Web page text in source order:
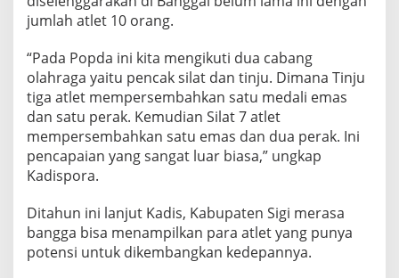
g
n
a
r
i
P
e
m
jumlah atlet 10 orang.
“Pada Popda ini kita mengikuti dua cabang
olahraga yaitu pencak silat dan tinju. Dimana Tinju
tiga atlet mempersembahkan satu medali emas
dan satu perak. Kemudian Silat 7 atlet
mempersembahkan satu emas dan dua perak. Ini
pencapaian yang sangat luar biasa,” ungkap
Kadispora.
Ditahun ini lanjut Kadis, Kabupaten Sigi merasa
bangga bisa menampilkan para atlet yang punya
potensi untuk dikembangkan kedepannya.